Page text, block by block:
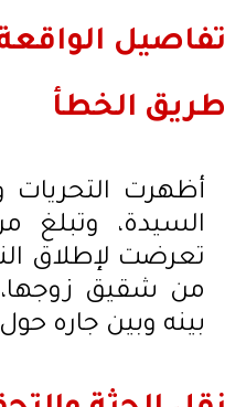
تفاصيل
طريق الخطأ
أظهرت التحريات
تعرضت لإطلاق
من شقيق
بينه وبين جاره